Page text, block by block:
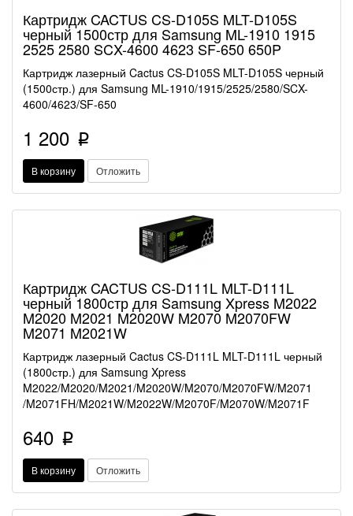
Картридж CACTUS CS-D105S MLT-D105S
черный 1500стр для Samsung ML-1910 1915
2525 2580 SCX-4600 4623 SF-650 650P
Картридж лазерный Cactus CS-D105S MLT-D105S черный
(1500стр.) для Samsung ML-1910/1915/2525/2580/SCX-
4600/4623/SF-650
1 200 p
В корзину Отложить
Картридж CACTUS CS-D111L MLT-D111L
черный 1800стр для Samsung Xpress M2022
M2020 M2021 M2020W M2070 M2070FW
M2071 M2021W
Картридж лазерный Cactus CS-D111L MLT-D111L черный
(1800стр.) для Samsung Xpress
M2022/M2020/M2021/M2020W/M2070/M2070FW/M2071
/M2071FH/M2021W/M2022W/M2070F/M2070W/M2071F
640 p
В корзину Отложить